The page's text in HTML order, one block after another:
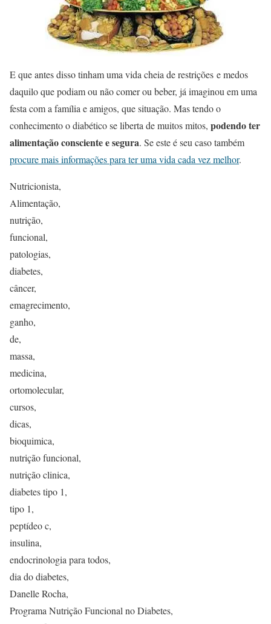
E que antes disso tinham uma vida cheia de restrições e medos
daquilo que podiam ou não comer ou beber, já imaginou em uma
festa com a família e amigos, que situação. Mas tendo o
conhecimento o diabético se liberta de muitos mitos, podendo ter
alimentação consciente e segura. Se este é seu caso também
procure mais informações para ter uma vida cada vez melhor.
Nutricionista,
Alimentação,
nutrição,
funcional,
patologias,
diabetes,
câncer,
emagrecimento,
ganho,
de,
massa,
medicina,
ortomolecular,
cursos,
dicas,
bioquimica,
nutrição funcional,
nutrição clinica,
diabetes tipo 1,
tipo 1,
peptídeo c,
insulina,
endocrinologia para todos,
dia do diabetes,
Danelle Rocha,
Programa Nutrição Funcional no Diabetes,